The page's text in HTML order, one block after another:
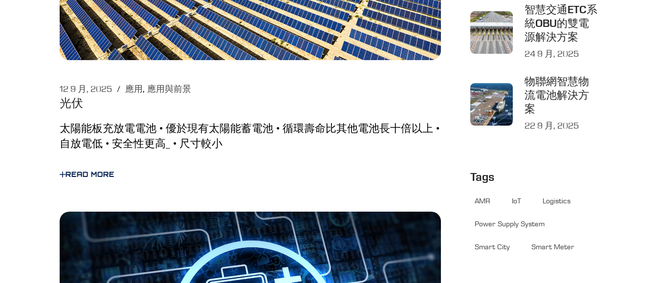
12 9 月, 2025 應用 應用與前景
光伏
太陽能板充放電電池 • 優於現有太陽能蓄電池 • 循環壽命比其他電池長十倍以上 •
自放電低 • 安全性更高_ • 尺寸較小
READ MORE
智慧交通ETC系
統OBU的雙電
源解決方案
24 9 月, 2025
物聯網智慧物
流電池解決方
案
22 9 月, 2025
Tags
AMR IoT Logistics
Power Supply System
Smart City Smart Meter